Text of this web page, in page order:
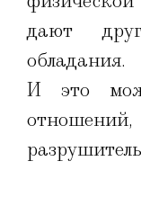
дают
обладания.
И это
отношений,